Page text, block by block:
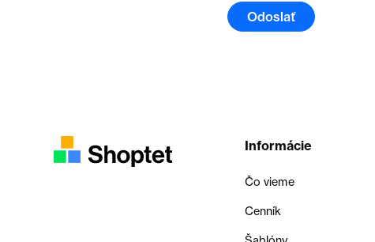
Odoslať
Informácie
Čo vieme
Cenník